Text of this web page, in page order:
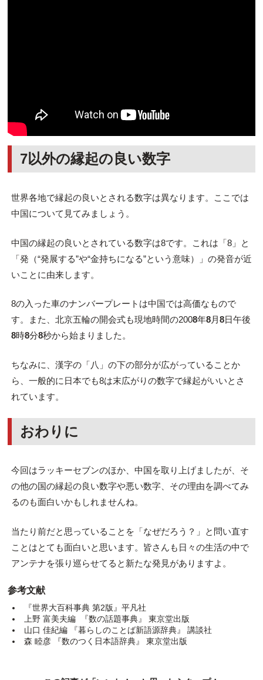
7以外の縁起の良い数字
世界各地で縁起の良いとされる数字は異なります。ここでは
中国について見てみましょう。
中国の縁起の良いとされている数字は8です。これは「8」と
「発（“発展する”や“金持ちになる”という意味）」の発音が近
いことに由来します。
8の入った車のナンバープレートは中国では高価なもので
す。また、北京五輪の開会式も現地時間の2008年8月8日午後
8時8分8秒から始まりました。
ちなみに、漢字の「八」の下の部分が広がっていることか
ら、一般的に日本でも8は末広がりの数字で縁起がいいとさ
れています。
おわりに
今回はラッキーセブンのほか、中国を取り上げましたが、そ
の他の国の縁起の良い数字や悪い数字、その理由を調べてみ
るのも面白いかもしれませんね。
当たり前だと思っていることを「なぜだろう？」と問い直す
ことはとても面白いと思います。皆さんも日々の生活の中で
アンテナを張り巡らせてると新たな発見がありますよ。
参考文献
『世界大百科事典 第2版』平凡社
上野 富美夫編 『数の話題事典』 東京堂出版
山口 佳紀編 『暮らしのことば新語源辞典』 講談社
森 睦彦 『数のつく日本語辞典』 東京堂出版